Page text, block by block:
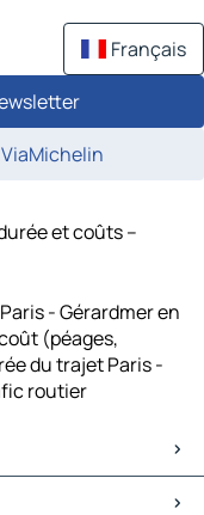
Français
et coûts –
- Gérardmer en
(péages,
du trajet Paris -
routier